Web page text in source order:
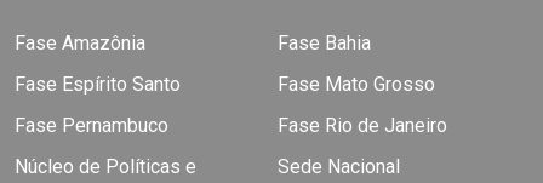
Fase Amazônia
Fase Bahia
Fase Espírito Santo
Fase Mato Grosso
Fase Pernambuco
Fase Rio de Janeiro
Núcleo de Políticas e
Sede Nacional